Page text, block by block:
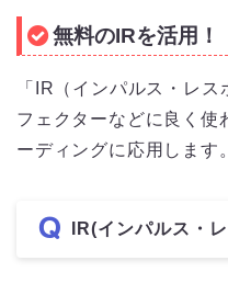
無料のIRを活用！
「IR（インパルス・レ
フェクターなどに良く使
ーディングに応用します。
IR(インパルス・